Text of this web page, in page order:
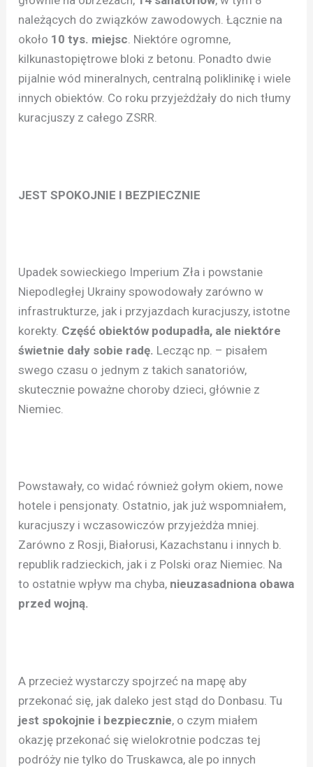
należących do związków zawodowych. Łącznie na
około 10 tys. miejsc. Niektóre ogromne,
kilkunastopiętrowe bloki z betonu. Ponadto dwie
pijalnie wód mineralnych, centralną poliklinikę i wiele
innych obiektów. Co roku przyjeżdżały do nich tłumy
kuracjuszy z całego ZSRR.
JEST SPOKOJNIE I BEZPIECZNIE
Upadek sowieckiego Imperium Zła i powstanie
Niepodległej Ukrainy spowodowały zarówno w
infrastrukturze, jak i przyjazdach kuracjuszy, istotne
korekty. Część obiektów podupadła, ale niektóre
świetnie dały sobie radę. Lecząc np. – pisałem
swego czasu o jednym z takich sanatoriów,
skutecznie poważne choroby dzieci, głównie z
Niemiec.
Powstawały, co widać również gołym okiem, nowe
hotele i pensjonaty. Ostatnio, jak już wspomniałem,
kuracjuszy i wczasowiczów przyjeżdża mniej.
Zarówno z Rosji, Białorusi, Kazachstanu i innych b.
republik radzieckich, jak i z Polski oraz Niemiec. Na
to ostatnie wpływ ma chyba, nieuzasadniona obawa
przed wojną.
A przecież wystarczy spojrzeć na mapę aby
przekonać się, jak daleko jest stąd do Donbasu. Tu
jest spokojnie i bezpiecznie, o czym miałem
okazję przekonać się wielokrotnie podczas tej
podróży nie tylko do Truskawca, ale po innych